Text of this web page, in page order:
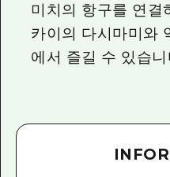
미치의 항구를 연결
카이의 다시마미와
에서 즐길 수 있습니